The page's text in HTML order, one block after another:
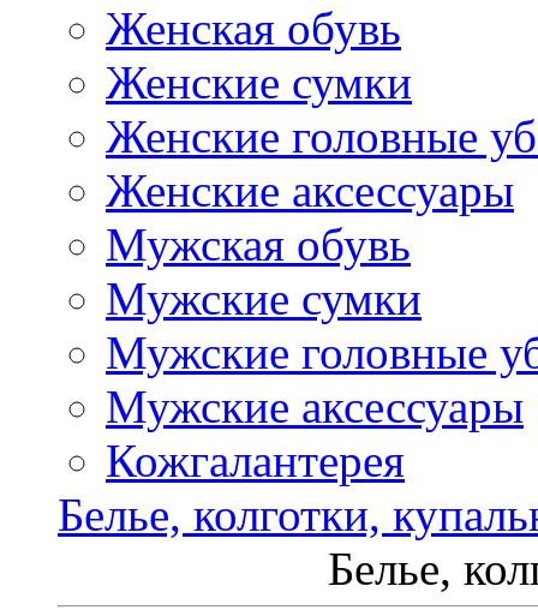
Женская обувь
Женские сумки
Женские головные
Женские аксессуары
Мужская обувь
Мужские сумки
Мужские головные
Мужские аксессуары
Кожгалантерея
Белье, колготки,
Белье,